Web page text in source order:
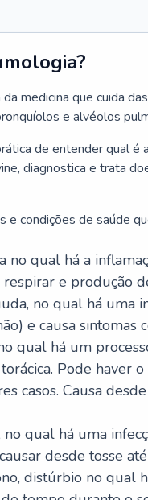
medicina que cuida
e alvéolos
de entender qual
diagnostica e trata
e condições de saúde
no qual há a
e produção
no qual há uma
e causa sintomas
qual há um
Pode haver
casos. Causa
qual há uma
desde tosse
distúrbio no qual